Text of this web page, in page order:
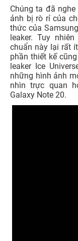
Chúng ta đã
ảnh bị rò rỉ của
thức của
leaker. Tuy
chuẩn này lại rất
phần thiết kế
leaker Ice
những hình ảnh
nhìn trực quan
Galaxy Note 20.